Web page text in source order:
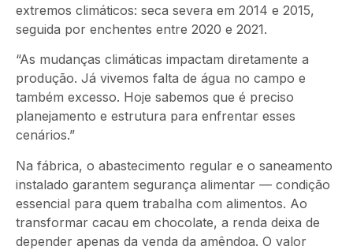
extremos climáticos: seca severa em 2014 e 2015,
seguida por enchentes entre 2020 e 2021.
“As mudanças climáticas impactam diretamente a
produção. Já vivemos falta de água no campo e
também excesso. Hoje sabemos que é preciso
planejamento e estrutura para enfrentar esses
cenários.”
Na fábrica, o abastecimento regular e o saneamento
instalado garantem segurança alimentar — condição
essencial para quem trabalha com alimentos. Ao
transformar cacau em chocolate, a renda deixa de
depender apenas da venda da amêndoa. O valor